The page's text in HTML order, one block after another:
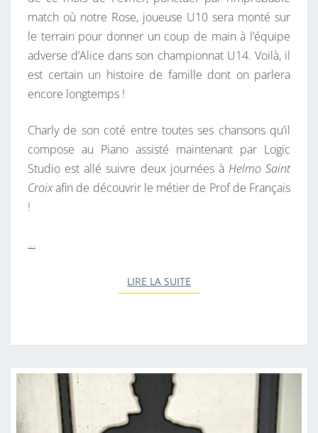
match où notre Rose, joueuse U10 sera monté sur
le terrain pour donner un coup de main à l’équipe
adverse d’Alice dans son championnat U14. Voilà, il
est certain un histoire de famille dont on parlera
encore longtemps !
Charly de son coté entre toutes ses chansons qu’il
compose au Piano assisté maintenant par Logic
Studio est allé suivre deux journées à Helmo Saint
Croixafin de découvrir le métier de Prof de Français
!
…
LIRE LA SUITE